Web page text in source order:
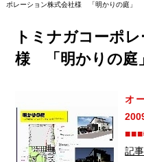
ポレーション株式会社様 「明かりの庭」
トミナガコーポ
様 「明かりの庭」
オ
記